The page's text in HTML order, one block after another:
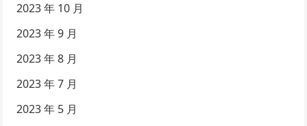
2023 年 10 月
2023 年 9 月
2023 年 8 月
2023 年 7 月
2023 年 5 月